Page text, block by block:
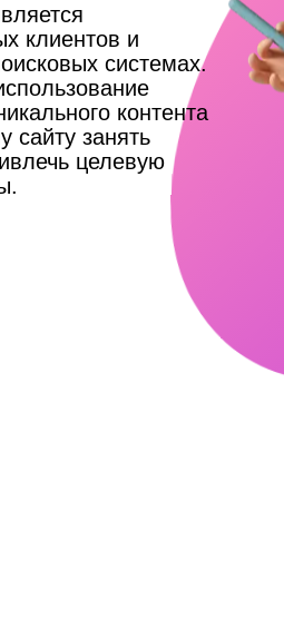
клиентов и
системах.
контента
сайту занять
целевую